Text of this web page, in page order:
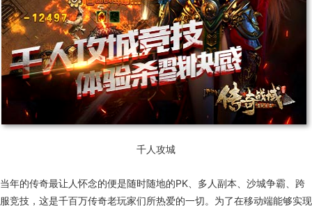
千人攻城
当年的传奇最让人怀念的便是随时随地的PK、多人副本、沙城争霸、跨
服竞技，这是千百万传奇老玩家们所热爱的一切。为了在移动端能够实现